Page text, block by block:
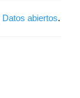
Datos abiertos.